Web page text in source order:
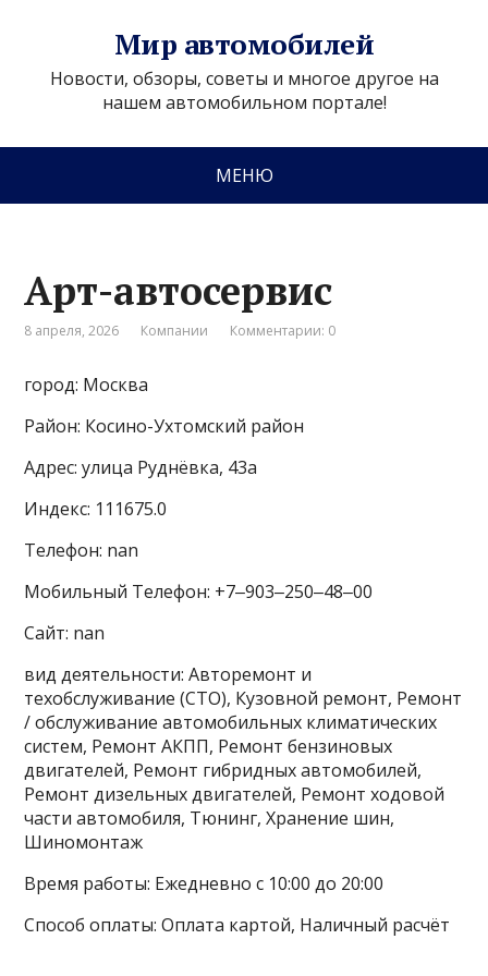
Мир автомобилей
Новости, обзоры, советы и многое другое на
нашем автомобильном портале!
МЕНЮ
Арт-автосервис
8 апреля, 2026 Компании Комментарии: 0
город: Москва
Район: Косино-Ухтомский район
Адрес: улица Руднёвка, 43а
Индекс: 111675.0
Телефон: nan
Мобильный Телефон: +7‒903‒250‒48‒00
Сайт: nan
вид деятельности: Авторемонт и
техобслуживание (СТО), Кузовной ремонт, Ремонт
/ обслуживание автомобильных климатических
систем, Ремонт АКПП, Ремонт бензиновых
двигателей, Ремонт гибридных автомобилей,
Ремонт дизельных двигателей, Ремонт ходовой
части автомобиля, Тюнинг, Хранение шин,
Шиномонтаж
Время работы: Ежедневно с 10:00 до 20:00
Способ оплаты: Оплата картой, Наличный расчёт